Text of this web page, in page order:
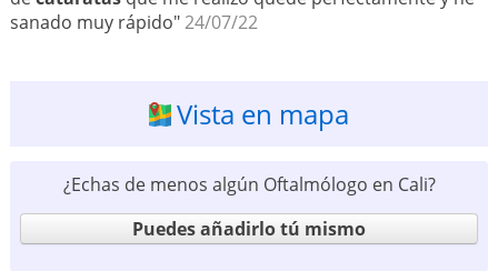
sanado muy rápido"24/07/22
Vista en mapa
¿Echas de menos algún Oftalmólogo en Cali?
Puedes añadirlo tú mismo